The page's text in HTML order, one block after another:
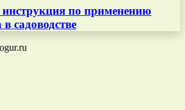
по применению
садоводстве